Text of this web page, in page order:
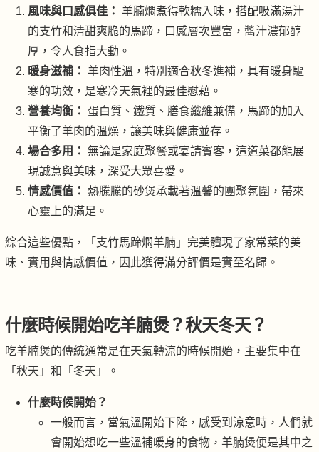
風味與口感俱佳： 羊腩燜煮得軟糯入味，搭配吸滿湯汁
的支竹和清甜爽脆的馬蹄，口感層次豐富，醬汁濃郁醇
厚，令人食指大動。
暖身滋補： 羊肉性溫，特別適合秋冬進補，具有暖身驅
寒的功效，是寒冷天氣裡的最佳慰藉。
營養均衡： 蛋白質、鐵質、膳食纖維兼備，馬蹄的加入
平衡了羊肉的溫燥，讓美味與健康並存。
場合多用： 無論是家庭聚餐或宴請賓客，這道菜都能展
現誠意與美味，深受大眾喜愛。
情感價值：
熱騰騰的砂煲承載著溫馨的團聚氛圍，帶來
心靈上的滿足。
綜合這些優點，「支竹馬蹄燜羊腩」完美體現了家常菜的美
味、實用與情感價值，因此獲得滿分評價是實至名歸。
什麼時候開始吃羊腩煲？秋天冬天？
吃羊腩煲的傳統通常是在天氣轉涼的時候開始，主要集中在
「秋天」和「冬天」。
什麼時候開始？
一般而言，當氣溫開始下降，感受到涼意時，人們就
會開始想吃一些溫補暖身的食物，羊腩煲便是其中之